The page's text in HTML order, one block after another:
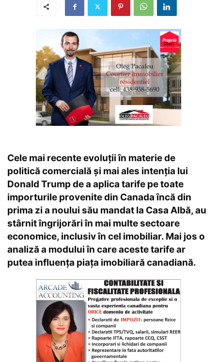
Cele mai recente evoluții în materie de
politică comercială și mai ales intenția lui
Donald Trump de a aplica tarife pe toate
importurile provenite din Canada încă din
prima zi a noului său mandat la Casa Albă, au
stârnit îngrijorări în mai multe sectoare
economice, inclusiv în cel imobiliar. Mai jos o
analiză a modului în care aceste tarife ar
putea influența piața imobiliară canadiană.